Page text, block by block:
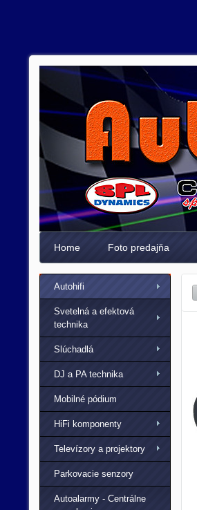
Home Foto predajňa
Autohifi
Svetelná a efektová
technika
Slúchadlá
DJ a PA technika
Mobilné pódium
HiFi komponenty
Televízory a projektory
Parkovacie senzory
Autoalarmy - Centrálne